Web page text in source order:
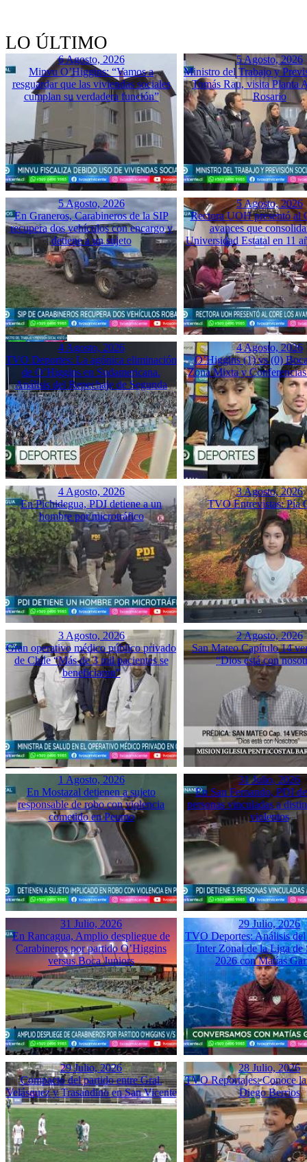
LO ÚLTIMO
6 Agosto, 2026
Minvu O’Higgins: “Vamos a
resguardar que las viviendas sociales
cumplan su verdadera función”
5 Agosto, 2026
Ministro del Trabajo y
Tomás Rau, visita Planta
Rosario
5 Agosto, 2026
En Graneros, Carabineros de la SIP
recupera dos vehículos con encargo y
detiene a un sujeto
5 Agosto, 2026
Rectora UOH presentó al
avances que
Universidad Estatal en 11
4 Agosto, 2026
TVO Deportes: La agónica eliminación
de O’Higgins en Sudamericana.
Análisis del Repechaje de Segunda
4 Agosto, 2026
O’Higgins (1) vs (0)
Zona Mixta y Conferencias
4 Agosto, 2026
En Pichidegua, PDI detiene a un
hombre por microtráfico
3 Agosto, 2026
TVO Entrevistas: Pía
3 Agosto, 2026
Gran operativo médico público privado
de Chile “Más de 3 mil pacientes se
beneficiaron”
2 Agosto, 2026
San Mateo Capítulo 14
“Dios está con
1 Agosto, 2026
En Mostazal detienen a sujeto
responsable de robo con violencia
cometido en Peumo
31 Julio, 2026
En San Fernando, PDI
personas vinculadas a
violentos
31 Julio, 2026
En Rancagua, Amplio despliegue de
Carabineros por partido O’Higgins
versus Boca Juniors
29 Julio, 2026
TVO Deportes: Análisis del
Inter Zonal de la Liga de
2026 con Matías
29 Julio, 2026
Compacto del partido entre Gral.
Velásquez y Trasandino en San Vicente
28 Julio, 2026
TVO Reportajes: Conoce
Diego Berrios